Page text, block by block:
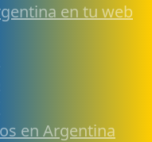
en tu web
en Argentina